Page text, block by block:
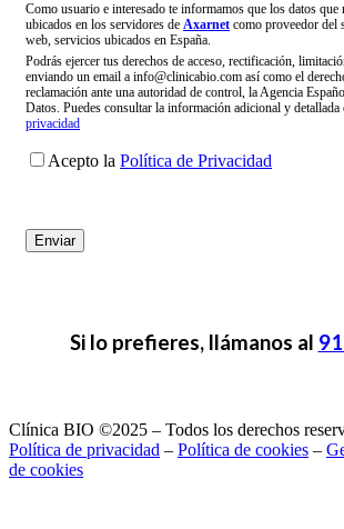
Como usuario e interesado te informamos que los datos que
ubicados en los servidores de Axarnet como proveedor del
web, servicios ubicados en España.
Podrás ejercer tus derechos de acceso, rectificación,
enviando un email a info@clinicabio.com así como el
reclamación ante una autoridad de control, la Agencia
Datos. Puedes consultar la información adicional y detallada
privacidad
Acepto la Política de Privacidad
Si lo prefieres, llámanos al
Clínica BIO ©2025 – Todos los derechos
Política de privacidad – Política de cookies –
de cookies